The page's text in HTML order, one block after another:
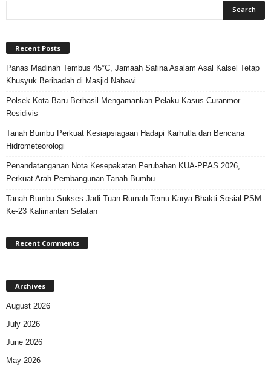
Recent Posts
Panas Madinah Tembus 45°C, Jamaah Safina Asalam Asal Kalsel Tetap
Khusyuk Beribadah di Masjid Nabawi
Polsek Kota Baru Berhasil Mengamankan Pelaku Kasus Curanmor
Residivis
Tanah Bumbu Perkuat Kesiapsiagaan Hadapi Karhutla dan Bencana
Hidrometeorologi
Penandatanganan Nota Kesepakatan Perubahan KUA-PPAS 2026,
Perkuat Arah Pembangunan Tanah Bumbu
Tanah Bumbu Sukses Jadi Tuan Rumah Temu Karya Bhakti Sosial PSM
Ke-23 Kalimantan Selatan
Recent Comments
Archives
August 2026
July 2026
June 2026
May 2026